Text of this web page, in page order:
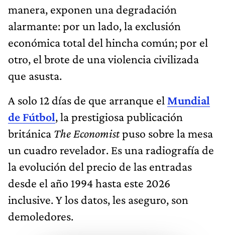
manera, exponen una degradación
alarmante: por un lado, la exclusión
económica total del hincha común; por el
otro, el brote de una violencia civilizada
que asusta.
A solo 12 días de que arranque el Mundial
de Fútbol, la prestigiosa publicación
británica The Economistpuso sobre la mesa
un cuadro revelador. Es una radiografía de
la evolución del precio de las entradas
desde el año 1994 hasta este 2026
inclusive. Y los datos, les aseguro, son
demoledores.